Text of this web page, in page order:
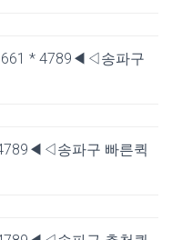
* 4789◀◁송파구
송파구 빠른퀵